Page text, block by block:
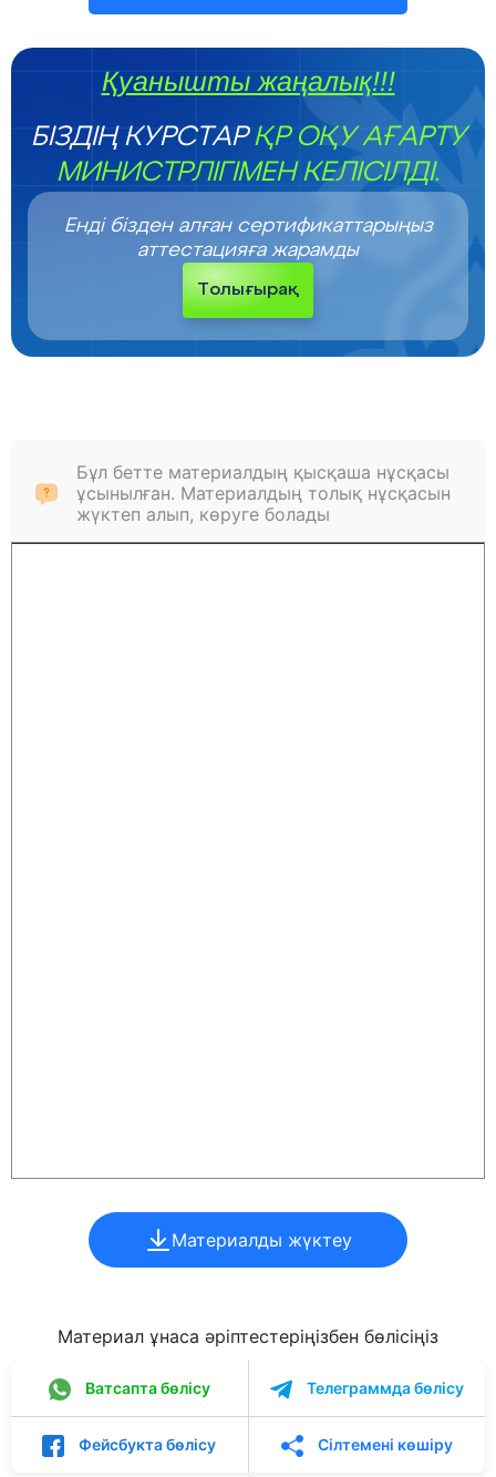
Қуанышты жаңалық!!!
БІЗДІҢ КУРСТАРҚР ОҚУ АҒАРТУ
МИНИСТРЛІГІМЕН КЕЛІСІЛДІ.
Енді бізден алған сертификаттарыңыз
аттестацияға жарамды
Толығырақ
Бұл бетте материалдың қысқаша нұсқасы
ұсынылған. Материалдың толық нұсқасын
жүктеп алып, көруге болады
Материалды жүктеу
Материал ұнаса әріптестеріңізбен бөлісіңіз
Ватсапта бөлісу Телеграммда бөлісу
Фейсбукта бөлісу Сілтемені көшіру